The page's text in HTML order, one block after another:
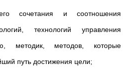
сочетания и соотношения
технологий управления
методик, методов, которые
путь достижения цели;